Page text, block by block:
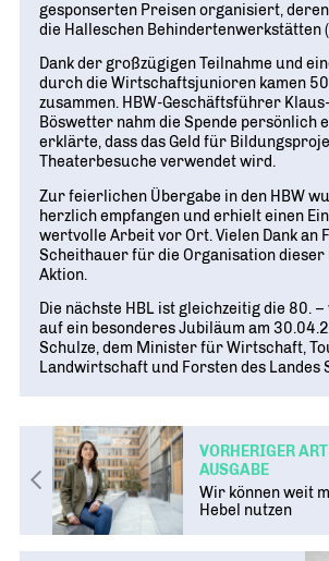
gesponserten Preisen organisiert,
die Halleschen Behindertenwerkstätten
Dank der großzügigen Teilnahme und
durch die Wirtschaftsjunioren kamen
zusammen. HBW-Geschäftsführer
Böswetter nahm die Spende persönlich
erklärte, dass das Geld für
Theaterbesuche verwendet wird.
Zur feierlichen Übergabe in den HBW
herzlich empfangen und erhielt einen
wertvolle Arbeit vor Ort. Vielen Dank an
Scheithauer für die Organisation dieser
Aktion.
Die nächste HBL ist gleichzeitig die 80.
auf ein besonderes Jubiläum am
Schulze, dem Minister für Wirtschaft,
Landwirtschaft und Forsten des Landes
VORHERIGER
AUSGABE
Wir können weit
Hebel nutzen